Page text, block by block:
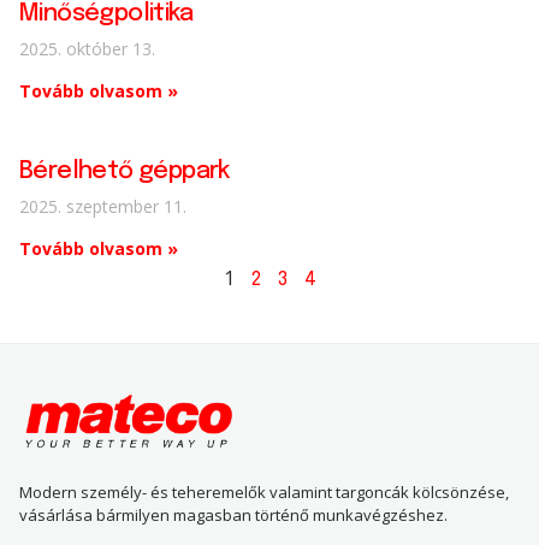
Minőségpolitika
2025. október 13.
Tovább olvasom »
Bérelhető géppark
2025. szeptember 11.
Tovább olvasom »
1 2 3 4
Modern személy- és teheremelők valamint targoncák kölcsönzése,
vásárlása bármilyen magasban történő munkavégzéshez.